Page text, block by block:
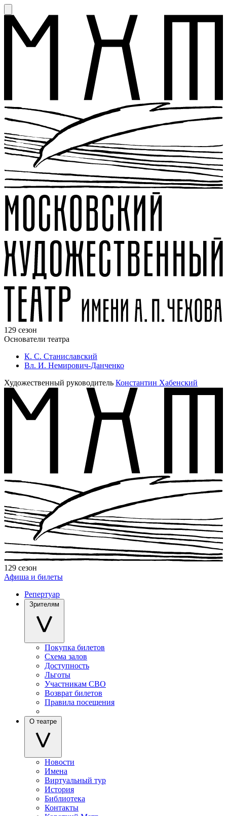
129 сезон
Основатели театра
К. С. Станиславский
Вл. И. Немирович-Данченко
Художественный руководитель Константин Хабенский
129 сезон
Афиша и билеты
Репертуар
Зрителям
Покупка билетов
Схема залов
Доступность
Льготы
Участникам СВО
Возврат билетов
Правила посещения
О театре
Новости
Имена
Виртуальный тур
История
Библиотека
Контакты